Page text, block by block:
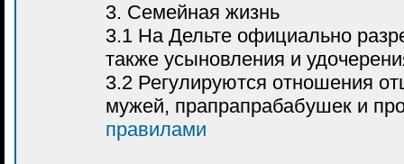
3. Семейная жизнь
3.1 На Дельте официально
также усыновления и
3.2 Регулируются отношения
мужей, прапрапрабабушек и
правилами